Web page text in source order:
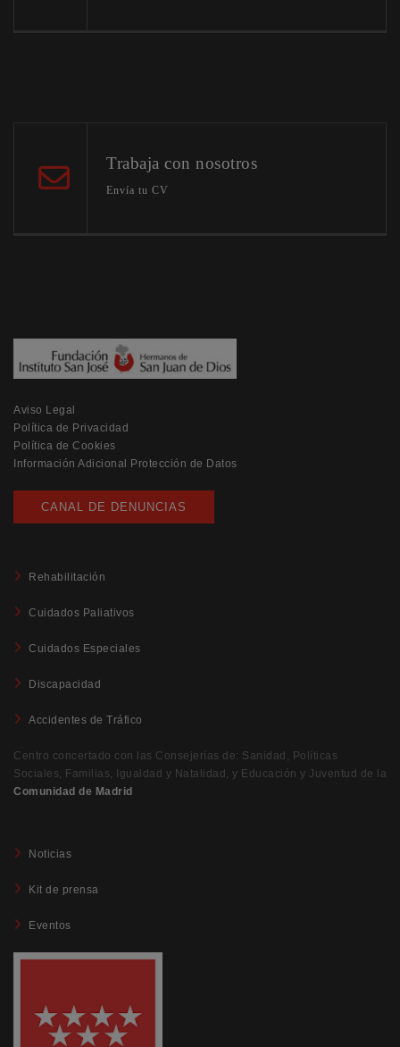
Trabaja con nosotros
Envía tu CV
Aviso Legal
Política de Privacidad
Política de Cookies
Información Adicional Protección de Datos
CANAL DE DENUNCIAS
Rehabilitación
Cuidados Paliativos
Cuidados Especiales
Discapacidad
Accidentes de Tráfico
Centro concertado con las Consejerías de: Sanidad, Políticas
Sociales, Familias, Igualdad y Natalidad, y Educación y Juventud de la
Comunidad de Madrid
Noticias
Kit de prensa
Eventos